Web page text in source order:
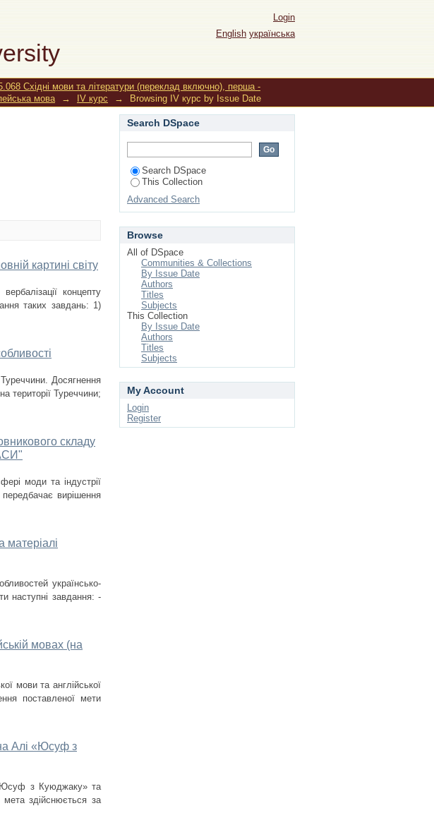
Login
English українська
Східні мови та літератури (переклад включно), перша -
мова → IV курс → Browsing IV курс by Issue Date
картині світу
концепту
таких завдань: 1)
Досягнення
території Туреччини;
складу
моди та індустрії
вирішення
матеріалі
українсько-
наступні завдання: -
мовах (на
мови та англійської
поставленої мети
Алі «Юсуф з
з Куюджаку» та
мета здійснюється за
Search DSpace
Search DSpace
This Collection
Advanced Search
Browse
All of DSpace
Communities & Collections
By Issue Date
Authors
Titles
Subjects
This Collection
By Issue Date
Authors
Titles
Subjects
My Account
Login
Register